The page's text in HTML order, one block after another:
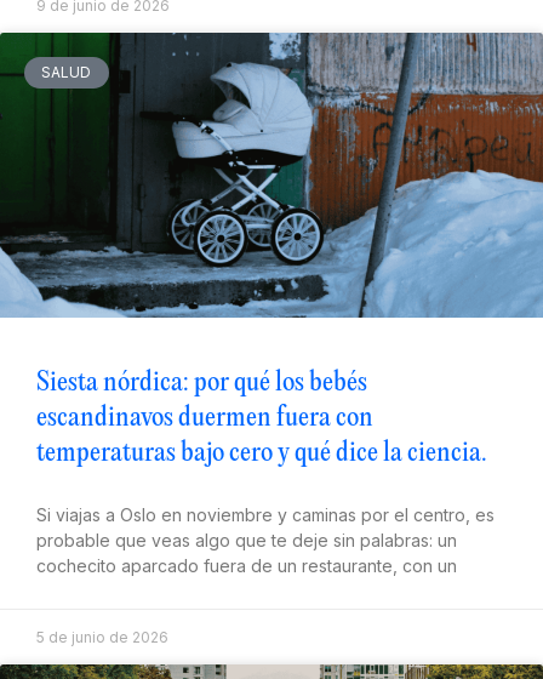
9 de junio de 2026
SALUD
Siesta nórdica: por qué los bebés
escandinavos duermen fuera con
temperaturas bajo cero y qué dice la ciencia.
Si viajas a Oslo en noviembre y caminas por el centro, es
probable que veas algo que te deje sin palabras: un
cochecito aparcado fuera de un restaurante, con un
5 de junio de 2026